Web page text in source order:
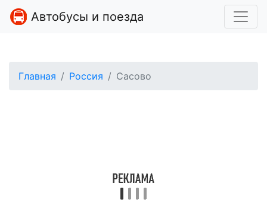
Автобусы и поезда
Главная Россия Сасово